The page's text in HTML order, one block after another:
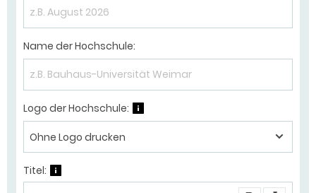
Name der Hochschule:
Logo der Hochschule:
Ohne Logo drucken
Titel: